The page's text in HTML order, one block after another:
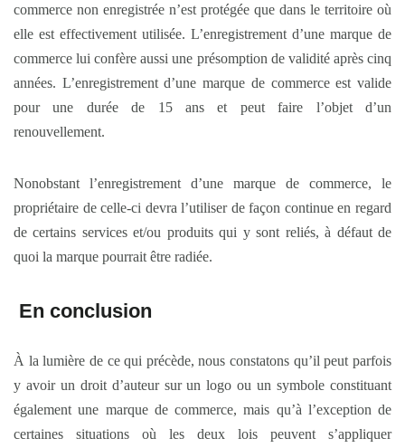
commerce non enregistrée n’est protégée que dans le territoire où
elle est effectivement utilisée. L’enregistrement d’une marque de
commerce lui confère aussi une présomption de validité après cinq
années. L’enregistrement d’une marque de commerce est valide
pour une durée de 15 ans et peut faire l’objet d’un
renouvellement.
Nonobstant l’enregistrement d’une marque de commerce, le
propriétaire de celle-ci devra l’utiliser de façon continue en regard
de certains services et/ou produits qui y sont reliés, à défaut de
quoi la marque pourrait être radiée.
En conclusion
À la lumière de ce qui précède, nous constatons qu’il peut parfois
y avoir un droit d’auteur sur un logo ou un symbole constituant
également une marque de commerce, mais qu’à l’exception de
certaines situations où les deux lois peuvent s’appliquer